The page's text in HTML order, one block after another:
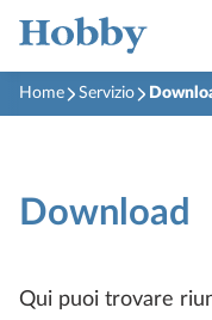
Home Servizio
Download
Qui puoi trovare